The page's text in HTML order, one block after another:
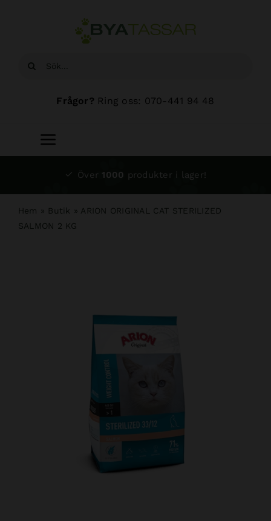
Sök
Frågor? Ring oss: 070-441 94 48
Toggle
Navigation
Hundsalong
Över 1000 produkter i lager!
Hem » Butik » ARION ORIGINAL CAT STERILIZED
SALMON 2 KG